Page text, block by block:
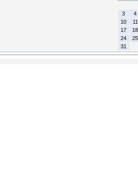
3
4
10
11
17
18
24
25
31